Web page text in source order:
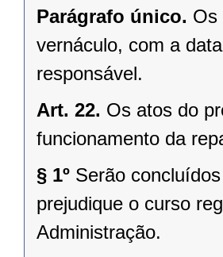
Parágrafo único. Os
vernáculo, com a
responsável.
Art. 22. Os atos do
funcionamento da
§ 1º Serão
prejudique o curso
Administração.